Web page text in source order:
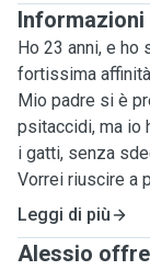
Ho 23 anni, e ho
fortissima
Mio padre si è
psitaccidi, ma io
i gatti, senza
Vorrei riuscire a
amico
tempo a tenermi
La gattina nelle
Leggi di più
Alessio offre